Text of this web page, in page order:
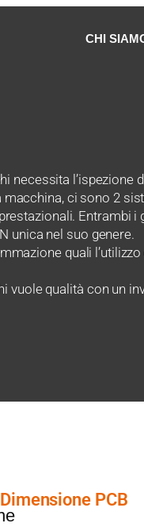
CHI
necessita l’ispezione
macchina, ci sono 2
Entrambi i
unica nel suo genere.
quali
vuole qualità con un
Dimensione PCB